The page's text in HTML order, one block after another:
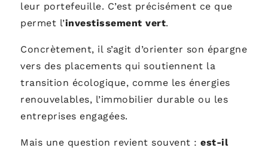
leur portefeuille. C’est précisément ce que
permet l’investissement vert.
Concrètement, il s’agit d’orienter son épargne
vers des placements qui soutiennent la
transition écologique, comme les énergies
renouvelables, l’immobilier durable ou les
entreprises engagées.
Mais une question revient souvent : est-il